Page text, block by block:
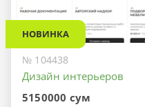
НОВИНКА
№ 104438
Дизайн интерьеров
5150000 сум